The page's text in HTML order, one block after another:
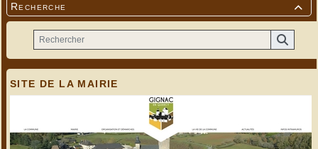

Recherche
SITE DE LA MAIRIE